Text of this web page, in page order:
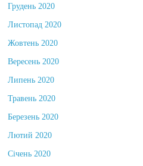
Грудень 2020
Листопад 2020
Жовтень 2020
Вересень 2020
Липень 2020
Травень 2020
Березень 2020
Лютий 2020
Січень 2020